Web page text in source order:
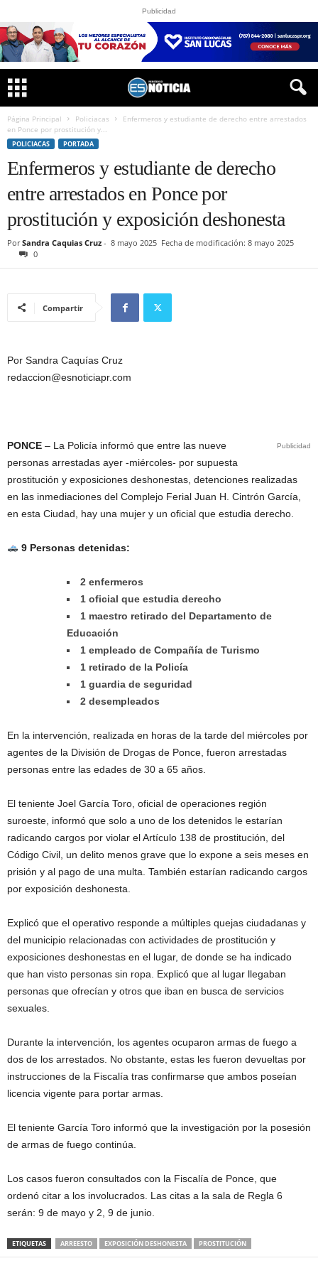
Publicidad
Página Principal Policiacas
Enfermeros y estudiante de derecho entre arrestados
en Ponce por prostitución y...
POLICIACAS PORTADA
Enfermeros y estudiante de derecho
entre arrestados en Ponce por
prostitución y exposición deshonesta
Por Sandra Caquias Cruz - 8 mayo 2025 Fecha de modificación: 8 mayo 2025
0
Compartir
Por Sandra Caquías Cruz
redaccion@esnoticiapr.com
Publicidad
PONCE – La Policía informó que entre las nueve
personas arrestadas ayer -miércoles- por supuesta
prostitución y exposiciones deshonestas, detenciones realizadas
en las inmediaciones del Complejo Ferial Juan H. Cintrón García,
en esta Ciudad, hay una mujer y un oficial que estudia derecho.
9 Personas detenidas:
2 enfermeros
1 oficial que estudia derecho
1 maestro retirado del Departamento de
Educación
1 empleado de Compañía de Turismo
1 retirado de la Policía
1 guardia de seguridad
2 desempleados
En la intervención, realizada en horas de la tarde del miércoles por
agentes de la División de Drogas de Ponce, fueron arrestadas
personas entre las edades de 30 a 65 años.
El teniente Joel García Toro, oficial de operaciones región
suroeste, informó que solo a uno de los detenidos le estarían
radicando cargos por violar el Artículo 138 de prostitución, del
Código Civil, un delito menos grave que lo expone a seis meses en
prisión y al pago de una multa. También estarían radicando cargos
por exposición deshonesta.
Explicó que el operativo responde a múltiples quejas ciudadanas y
del municipio relacionadas con actividades de prostitución y
exposiciones deshonestas en el lugar, de donde se ha indicado
que han visto personas sin ropa. Explicó que al lugar llegaban
personas que ofrecían y otros que iban en busca de servicios
sexuales.
Durante la intervención, los agentes ocuparon armas de fuego a
dos de los arrestados. No obstante, estas les fueron devueltas por
instrucciones de la Fiscalía tras confirmarse que ambos poseían
licencia vigente para portar armas.
El teniente García Toro informó que la investigación por la posesión
de armas de fuego continúa.
Los casos fueron consultados con la Fiscalía de Ponce, que
ordenó citar a los involucrados. Las citas a la sala de Regla 6
serán: 9 de mayo y 2, 9 de junio.
ETIQUETAS ARREESTO EXPOSICIÓN DESHONESTA PROSTITUCIÓN